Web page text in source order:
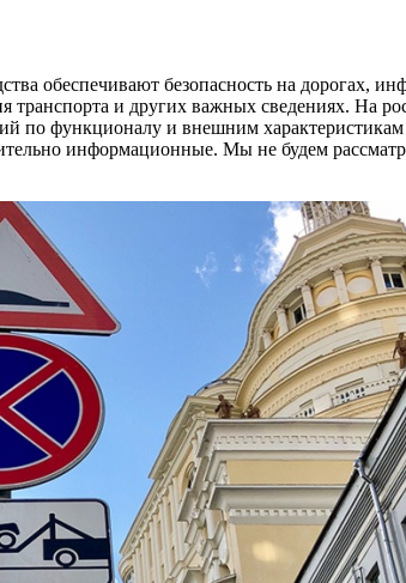
обеспечивают безопасность на дорогах,
и других важных сведениях. На
по функционалу и внешним
информационные. Мы не будем